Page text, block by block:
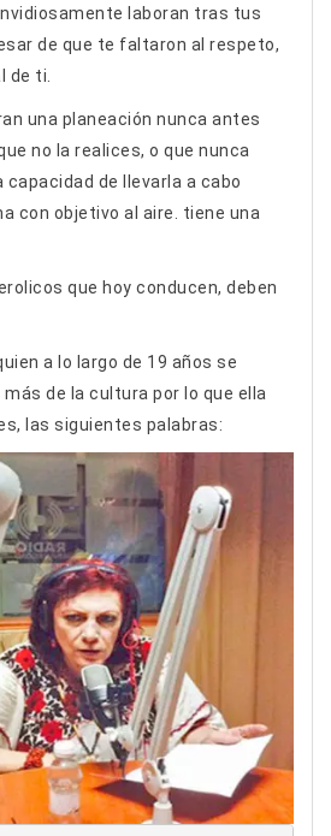
laboran tras tus
de que te faltaron al respeto,
de ti.
una planeación nunca antes
no la realices, o que nunca
de llevarla a cabo
con objetivo al aire. tiene una
que hoy conducen, deben
a lo largo de 19 años se
de la cultura por lo que ella
las siguientes palabras: